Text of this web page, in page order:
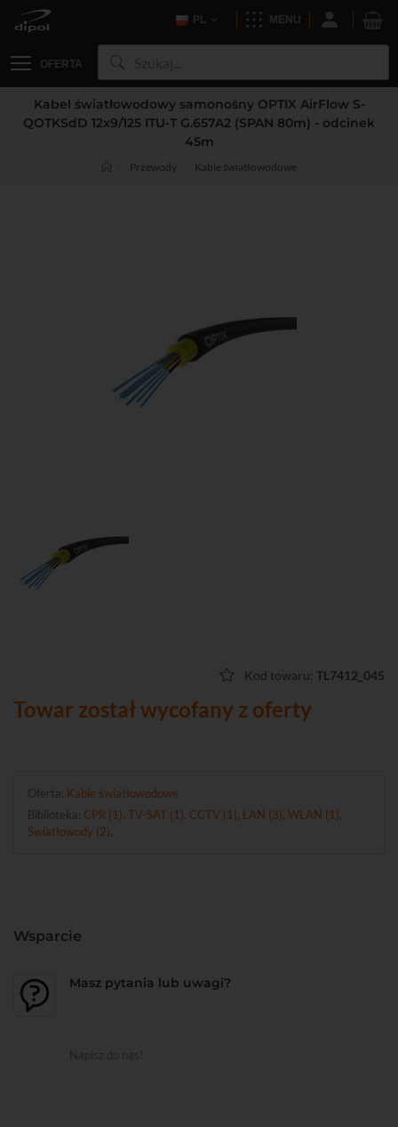
PL MENU
OFERTA
Kabel światłowodowy samonośny OPTIX AirFlow S-
QOTKSdD 12x9/125 ITU-T G.657A2 (SPAN 80m) - odcinek
45m
Przewody Kable światłowodowe
Kod towaru: TL7412_045
Towar został wycofany z oferty
Oferta: Kable światłowodowe
Biblioteka: CPR (1) TV-SAT (1) CCTV (1) LAN (3) WLAN (1)
Swiatłowody (2)
Wsparcie
Masz pytania lub uwagi?